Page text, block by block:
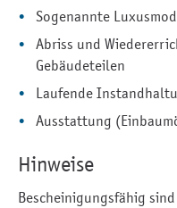
Sogenannte
Abriss und
Gebäudeteilen
Laufende
Ausstattung
Hinweise
Bescheinigungsfähig